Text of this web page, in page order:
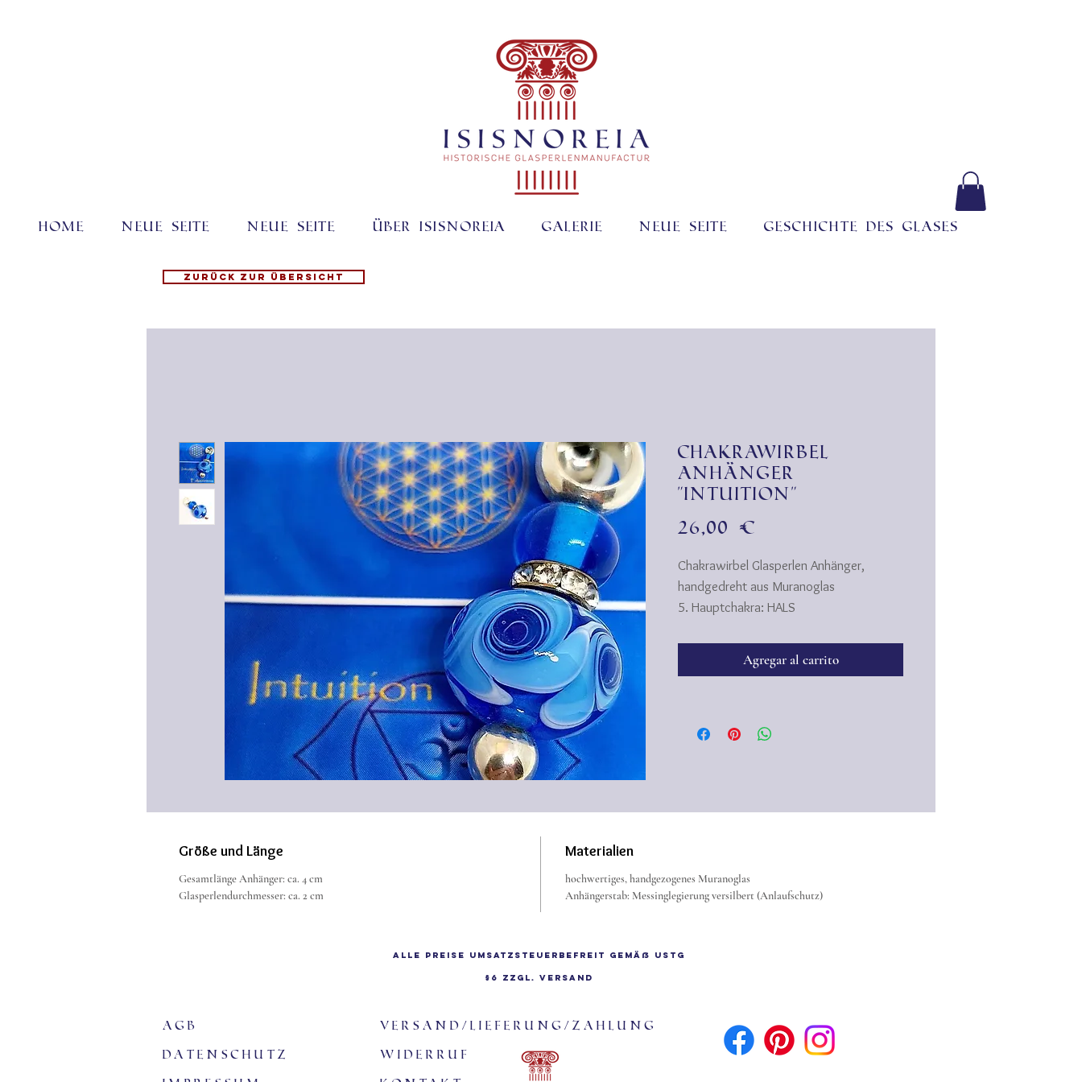
Home Neue Seite Neue Seite Über ISISNOREIA Galerie Neue Seite Geschichte des Glases
Zurück zur Übersicht
Chakrawirbel
Anhänger
"Intuition"
26,00 €
Chakrawirbel Glasperlen Anhänger,
handgedreht aus Muranoglas
5. Hauptchakra: HALS
Selbstbestimmheit, Haltung zeigen!
Agregar al carrito
Größe und Länge
Gesamtlänge Anhänger: ca. 4 cm
Glasperlendurchmesser: ca. 2 cm
Materialien
hochwertiges, handgezogenes Muranoglas
Anhängerstab: Messinglegierung versilbert (Anlaufschutz)
Alle Preise Umsatzsteuerbefreit gemäß UStG
§6 zzgl. Versand
agb
Datenschutz
Versand/Lieferung/Zahlung
Widerruf